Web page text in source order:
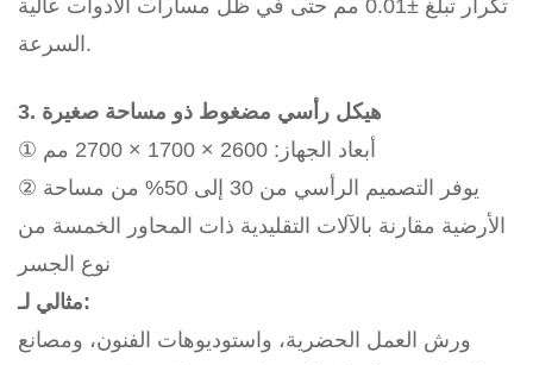
تكرار تبلغ ±0.01 مم حتى في ظل مسارات الأدوات عالية
السرعة.
3. هيكل رأسي مضغوط ذو مساحة صغيرة
① أبعاد الجهاز: 2600 × 1700 × 2700 مم
② يوفر التصميم الرأسي من 30 إلى 50% من مساحة
الأرضية مقارنة بالآلات التقليدية ذات المحاور الخمسة من
نوع الجسر
مثالي لـ:
ورش العمل الحضرية، واستوديوهات الفنون، ومصانع